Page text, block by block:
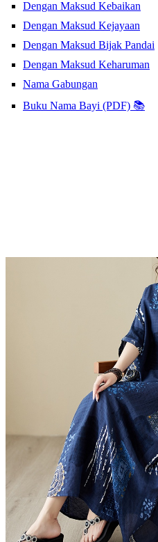
Dengan Maksud Kebaikan
Dengan Maksud Kejayaan
Dengan Maksud Bijak Pandai
Dengan Maksud Keharuman
Nama Gabungan
Buku Nama Bayi (PDF) 📚